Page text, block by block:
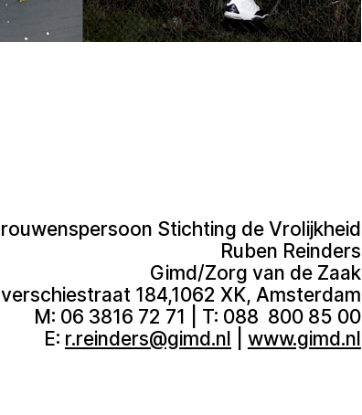
Stichting de Vrolijkheid:
Ruben Reinders
Gimd/Zorg van de Zaak
184,1062 XK, Amsterdam
M: 06 3816 72 71 | T: 088 800 85 00
E: r.reinders@gimd.nl www.gimd.nl